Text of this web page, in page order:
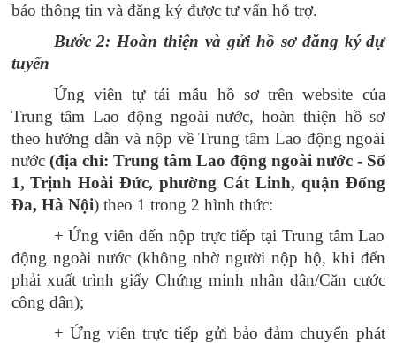
báo thông tin và đăng ký được tư vấn hỗ trợ.
Bước 2: Hoàn thiện và gửi hồ sơ đăng ký dự
tuyển
Ứng viên tự tải mẫu hồ sơ trên website của
Trung tâm Lao động ngoài nước, hoàn thiện hồ sơ
theo hướng dẫn và nộp về Trung tâm Lao động ngoài
nước (địa chỉ: Trung tâm Lao động ngoài nước - Số
1, Trịnh Hoài Đức, phường Cát Linh, quận Đống
Đa, Hà Nội) theo 1 trong 2 hình thức:
+ Ứng viên đến nộp trực tiếp tại Trung tâm Lao
động ngoài nước (không nhờ người nộp hộ, khi đến
phải xuất trình giấy Chứng minh nhân dân/Căn cước
công dân);
+ Ứng viên trực tiếp gửi bảo đảm chuyển phát